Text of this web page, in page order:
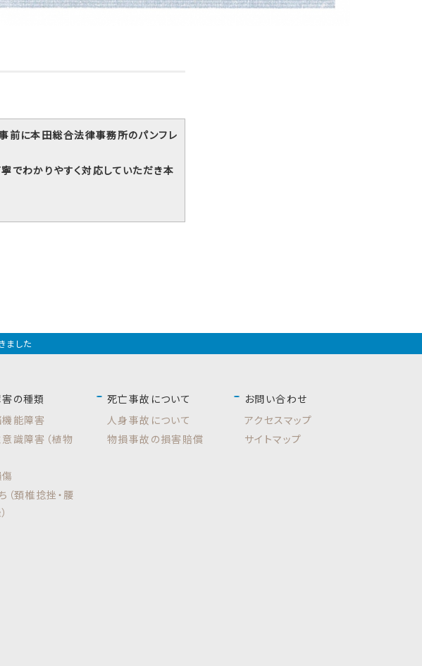
前に本田総合法律事務所のパンフレ
でわかりやすく対応していただき本
ました
の種類
能障害
識障害（植物
（頚椎捻挫・腰
死亡事故について
人身事故について
物損事故の損害賠償
お問い合わせ
アクセスマップ
サイトマップ